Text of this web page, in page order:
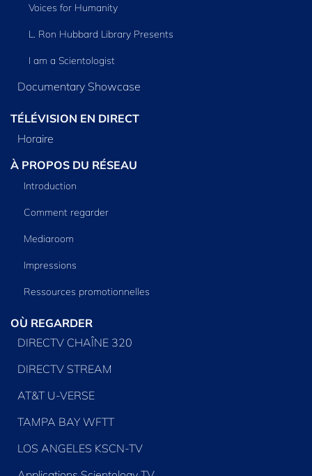
Voices for Humanity
L. Ron Hubbard Library Presents
I am a Scientologist
Documentary Showcase
TÉLÉVISION EN DIRECT
Horaire
À PROPOS DU RÉSEAU
Introduction
Comment regarder
Mediaroom
Impressions
Ressources promotionnelles
OÙ REGARDER
DIRECTV CHAÎNE 320
DIRECTV STREAM
AT&T U-VERSE
TAMPA BAY WFTT
LOS ANGELES KSCN-TV